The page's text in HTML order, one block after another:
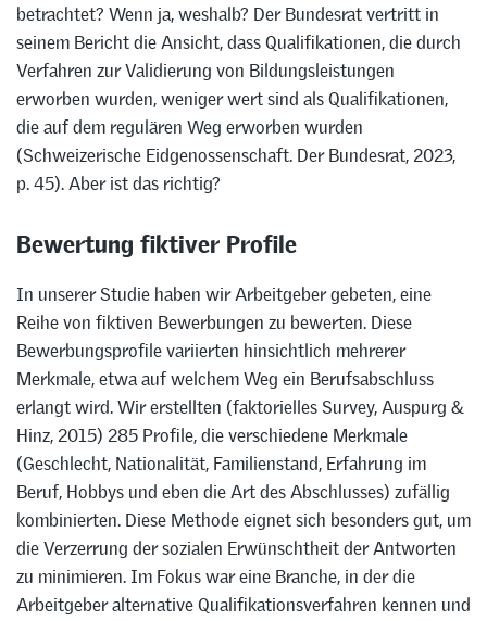
betrachtet? Wenn ja, weshalb? Der Bundesrat vertritt in
seinem Bericht die Ansicht, dass Qualifikationen, die durch
Verfahren zur Validierung von Bildungsleistungen
erworben wurden, weniger wert sind als Qualifikationen,
die auf dem regulären Weg erworben wurden
(Schweizerische Eidgenossenschaft. Der Bundesrat, 2023,
p. 45). Aber ist das richtig?
Bewertung fiktiver Profile
In unserer Studie haben wir Arbeitgeber gebeten, eine
Reihe von fiktiven Bewerbungen zu bewerten. Diese
Bewerbungsprofile variierten hinsichtlich mehrerer
Merkmale, etwa auf welchem Weg ein Berufsabschluss
erlangt wird. Wir erstellten (faktorielles Survey, Auspurg &
Hinz, 2015) 285 Profile, die verschiedene Merkmale
(Geschlecht, Nationalität, Familienstand, Erfahrung im
Beruf, Hobbys und eben die Art des Abschlusses) zufällig
kombinierten. Diese Methode eignet sich besonders gut, um
die Verzerrung der sozialen Erwünschtheit der Antworten
zu minimieren. Im Fokus war eine Branche, in der die
Arbeitgeber alternative Qualifikationsverfahren kennen und